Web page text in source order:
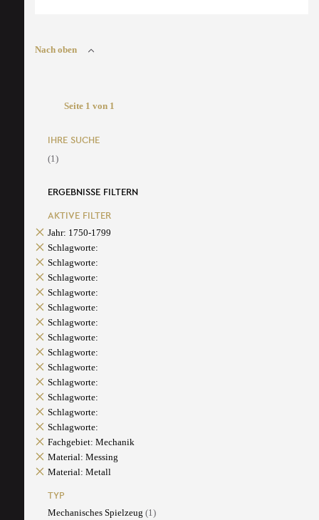
Nach oben
Seite 1 von 1
IHRE SUCHE
(1)
ERGEBNISSE FILTERN
AKTIVE FILTER
Jahr: 1750-1799
Schlagworte:
Schlagworte:
Schlagworte:
Schlagworte:
Schlagworte:
Schlagworte:
Schlagworte:
Schlagworte:
Schlagworte:
Schlagworte:
Schlagworte:
Schlagworte:
Schlagworte:
Fachgebiet: Mechanik
Material: Messing
Material: Metall
TYP
Mechanisches Spielzeug (1)